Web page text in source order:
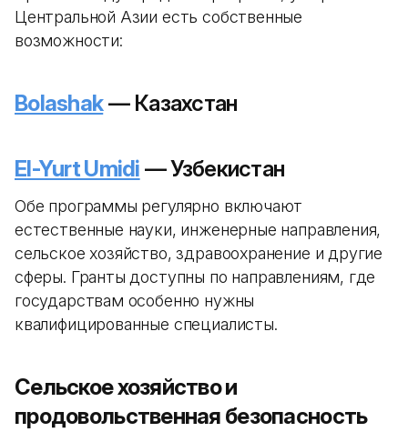
Центральной Азии есть собственные
возможности:
Bolashak— Казахстан
El-Yurt Umidi — Узбекистан
Обе программы регулярно включают
естественные науки, инженерные направления,
сельское хозяйство, здравоохранение и другие
сферы. Гранты доступны по направлениям, где
государствам особенно нужны
квалифицированные специалисты.
Сельское хозяйство и
продовольственная безопасность